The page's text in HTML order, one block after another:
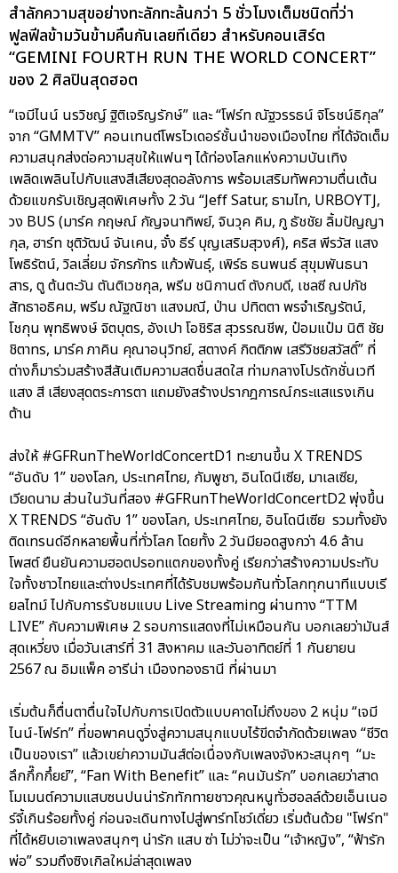
สำลักความสุขอย่างทะลักทะล้นกว่า 5 ชั่วโมงเต็มชนิดที่ว่า
ฟูลฟีลข้ามวันข้ามคืนกันเลยทีเดียว สำหรับคอนเสิร์ต
“GEMINI FOURTH RUN THE WORLD CONCERT”
ของ 2 ศิลปินสุดฮอต
“เจมีไนน์ นรวิชญ์ ฐิติเจริญรักษ์” และ “โฟร์ท ณัฐวรรธน์ จิโรชน์ธิกุล”
จาก “GMMTV” คอนเทนต์โพรไวเดอร์ชั้นนำของเมืองไทย ที่ได้จัดเต็ม
ความสนุกส่งต่อความสุขให้แฟนๆ ได้ท่องโลกแห่งความบันเทิง
เพลิดเพลินไปกับแสงสีเสียงสุดอลังการ พร้อมเสริมทัพความตื่นเต้น
ด้วยแขกรับเชิญสุดพิเศษทั้ง 2 วัน “Jeff Satur, ธามไท, URBOYTJ,
วง BUS (มาร์ค กฤษณ์ กัญจนาทิพย์, จินวุค คิม, ภู ธัชชัย ลิ้มปัญญา
กุล, ฮาร์ท ชุติวัฒน์ จันเคน, จั๋ง ธีร์ บุญเสริมสุวงศ์), คริส พีรวัส แสง
โพธิรัตน์, วิลเลี่ยม จักรภัทร แก้วพันธุ์, เพิร์ธ ธนพนธ์ สุขุมพันธนา
สาร, ตู ต้นตะวัน ตันติเวชกุล, พรีม ชนิกานต์ ตังกบดี, เชลซี ณปภัช
สัทธาอธิคม, พรีม ณัฐณิชา แสงมณี, ป่าน ปทิตตา พรจำเริญรัตน์,
โชกุน พุทธิพงษ์ จิตบุตร, อังเปา โอชิริส สุวรรณชีพ, ป๋อมแป๋ม นิติ ชัย
ชิตาทร, มาร์ค ภาคิน คุณาอนุวิทย์, สตางค์ กิตติภพ เสรีวิชยสวัสดิ์” ที่
ต่างก็มาร่วมสร้างสีสันเติมความสดชื่นสดใส ท่ามกลางโปรดักชั่นเวที
แสง สี เสียงสุดตระการตา แถมยังสร้างปรากฎการณ์กระแสแรงเกิน
ต้าน
ส่งให้ #GFRunTheWorldConcertD1 ทะยานขึ้น X TRENDS
“อันดับ 1” ของโลก, ประเทศไทย, กัมพูชา, อินโดนีเซีย, มาเลเซีย,
เวียดนาม ส่วนในวันที่สอง #GFRunTheWorldConcertD2 พุ่งขึ้น
X TRENDS “อันดับ 1” ของโลก, ประเทศไทย, อินโดนีเซีย รวมทั้งยัง
ติดเทรนด์อีกหลายพื้นที่ทั่วโลก โดยทั้ง 2 วันมียอดสูงกว่า 4.6 ล้าน
โพสต์ ยืนยันความฮอตปรอทแตกของทั้งคู่ เรียกว่าสร้างความประทับ
ใจทั้งชาวไทยและต่างประเทศที่ได้รับชมพร้อมกันทั่วโลกทุกนาทีแบบเรี
ยลไทม์ ไปกับการรับชมแบบ Live Streaming ผ่านทาง “TTM
LIVE” กับความพิเศษ 2 รอบการแสดงที่ไม่เหมือนกัน บอกเลยว่ามันส์
สุดเหวี่ยง เมื่อวันเสาร์ที่ 31 สิงหาคม และวันอาทิตย์ที่ 1 กันยายน
2567 ณ อิมแพ็ค อารีน่า เมืองทองธานี ที่ผ่านมา
เริ่มต้นก็ตื่นตาตื่นใจไปกับการเปิดตัวแบบคาดไม่ถึงของ 2 หนุ่ม “เจมี
ไนน์-โฟร์ท” ที่ขอพาคนดูวิ่งสู่ความสนุกแบบไร้ขีดจำกัดด้วยเพลง “ชีวิต
เป็นของเรา” แล้วเขย่าความมันส์ต่อเนื่องกับเพลงจังหวะสนุกๆ “มะ
ลึกกึ๊กกึ๋ยย์”, “Fan With Benefit” และ “คนมันรัก” บอกเลยว่าสาด
โมเมนต์ความแสบซนปนน่ารักทักทายชาวคุณหนูทั่วฮอลล์ด้วยเอ็นเนอ
ร์จี้เกินร้อยทั้งคู่ ก่อนจะเดินทางไปสู่พาร์ทโชว์เดี่ยว เริ่มต้นด้วย "โฟร์ท"
ที่ได้หยิบเอาเพลงสนุกๆ น่ารัก แสบ ซ่า ไม่ว่าจะเป็น “เจ้าหญิง”, “ฟ้ารัก
พ่อ” รวมถึงซิงเกิลใหม่ล่าสุดเพลง